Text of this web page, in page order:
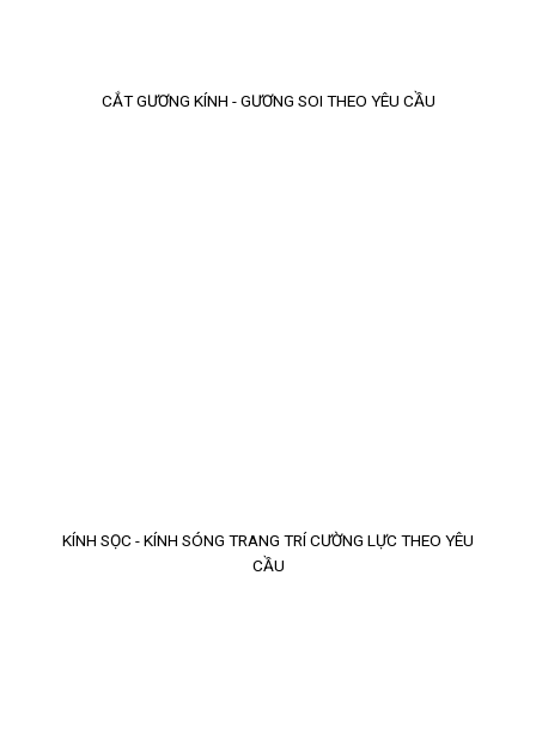
CẮT GƯƠNG KÍNH - GƯƠNG SOI THEO YÊU CẦU
KÍNH SỌC - KÍNH SÓNG TRANG TRÍ CƯỜNG LỰC THEO YÊU
CẦU